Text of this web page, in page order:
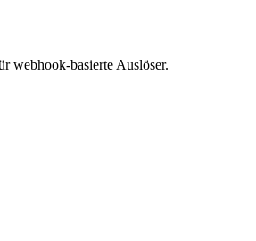
webhook-basierte Auslöser.